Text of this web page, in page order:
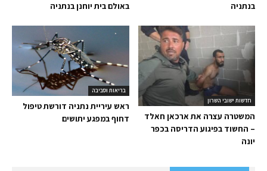
באולם בית יוחנן בנתניה
בנתניה
בריאות וסביבה
ראש עיריית נתניה דורשת טיפול
דחוף במפגע יתושים
חדשות ישובי השרון
המשטרה עצרה את ארכאן חאלד
– החשוד בפיגוע הדריסה בכפר
יונה